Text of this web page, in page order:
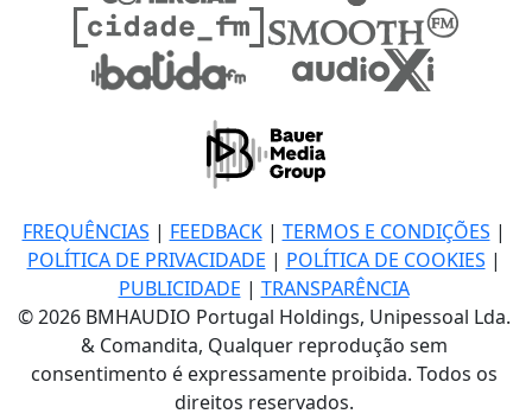
FREQUÊNCIAS | FEEDBACK| TERMOS E CONDIÇÕES |
POLÍTICA DE PRIVACIDADE | POLÍTICA DE COOKIES |
PUBLICIDADE | TRANSPARÊNCIA
© 2026 BMHAUDIO Portugal Holdings, Unipessoal Lda.
& Comandita, Qualquer reprodução sem
consentimento é expressamente proibida. Todos os
direitos reservados.